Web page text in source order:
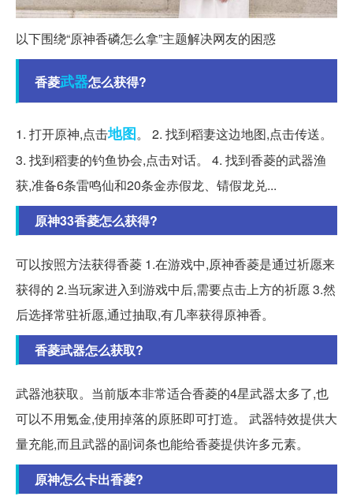
以下围绕“原神香磷怎么拿”主题解决网友的困惑
香菱武器怎么获得?
1. 打开原神,点击地图。 2. 找到稻妻这边地图,点击传送。
3. 找到稻妻的钓鱼协会,点击对话。 4. 找到香菱的武器渔
获,准备6条雷鸣仙和20条金赤假龙、锖假龙兑...
原神33香菱怎么获得?
可以按照方法获得香菱 1.在游戏中,原神香菱是通过祈愿来
获得的 2.当玩家进入到游戏中后,需要点击上方的祈愿 3.然
后选择常驻祈愿,通过抽取,有几率获得原神香。
香菱武器怎么获取?
武器池获取。当前版本非常适合香菱的4星武器太多了,也
可以不用氪金,使用掉落的原胚即可打造。 武器特效提供大
量充能,而且武器的副词条也能给香菱提供许多元素。
原神怎么卡出香菱?